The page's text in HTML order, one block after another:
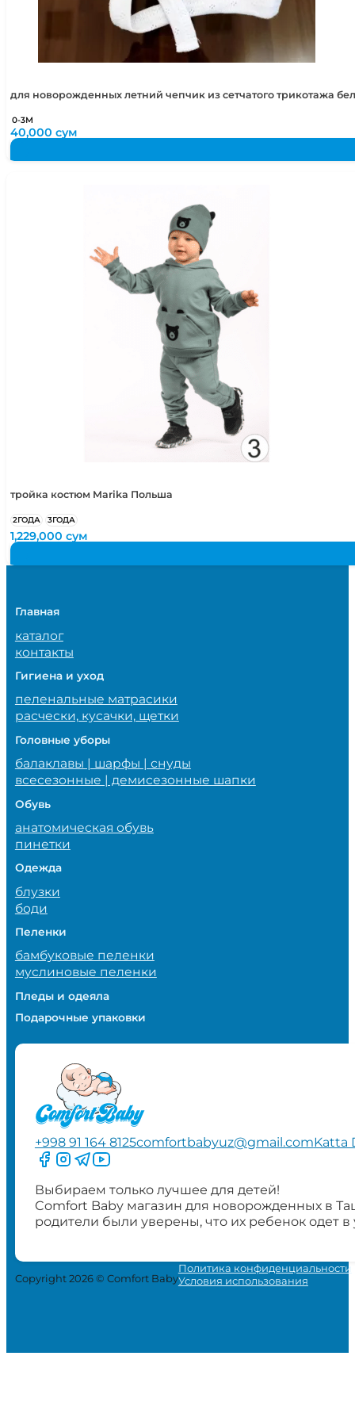
2-4 года
для новорожденных летний чепчик из сетчатого трикотажа
0-3М
40,000сум
тройка костюм Marika Польша
2ГОДА 3ГОДА
1,229,000сум
Главная
каталог
контакты
Гигиена и уход
пеленальные матрасики
расчески, кусачки, щетки
Головные уборы
балаклавы | шарфы | снуды
всесезонные | демисезонные шапки
Обувь
анатомическая обувь
пинетки
Одежда
блузки
боди
Пеленки
бамбуковые пеленки
муслиновые пеленки
Пледы и одеяла
Подарочные упаковки
+998 91 164 8125comfortbabyuz@gmail.comKatta
Следите за нами на Facebook
Следите за нами в Instagram
Следите за нами в Telegram
Следите за нами в YouTube
Выбираем только лучшее для детей!
Comfort Baby магазин для новорожденных в
родители были уверены, что их ребенок одет
Copyright 2026 © Comfort Baby
Политика конфиденциальности
Условия использования